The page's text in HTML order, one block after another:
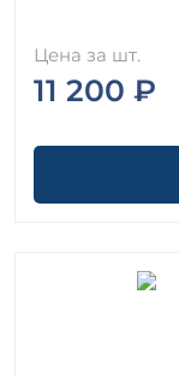
Цена за шт.
11 200 ₽